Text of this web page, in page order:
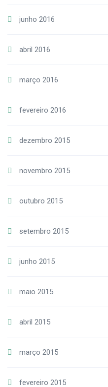
junho 2016
abril 2016
março 2016
fevereiro 2016
dezembro 2015
novembro 2015
outubro 2015
setembro 2015
junho 2015
maio 2015
abril 2015
março 2015
fevereiro 2015